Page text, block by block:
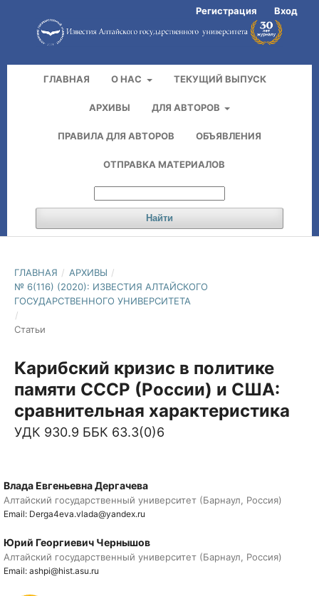
ГЛАВНАЯ О НАС ТЕКУЩИЙ ВЫПУСК
АРХИВЫ ДЛЯ АВТОРОВ
ПРАВИЛА ДЛЯ АВТОРОВ ОБЪЯВЛЕНИЯ
ОТПРАВКА МАТЕРИАЛОВ
Найти
Регистрация Вход
ГЛАВНАЯ / АРХИВЫ /
№ 6(116) (2020): ИЗВЕСТИЯ АЛТАЙСКОГО
ГОСУДАРСТВЕННОГО УНИВЕРСИТЕТА
/
Статьи
Карибский кризис в политике
памяти СССР (России) и США:
сравнительная характеристика
УДК 930.9 ББК 63.3(0)6
Влада Евгеньевна Дергачева
Алтайский государственный университет (Барнаул, Россия)
Email: Derga4eva.vlada@yandex.ru
Юрий Георгиевич Чернышов
Алтайский государственный университет (Барнаул, Россия)
Email: ashpi@hist.asu.ru